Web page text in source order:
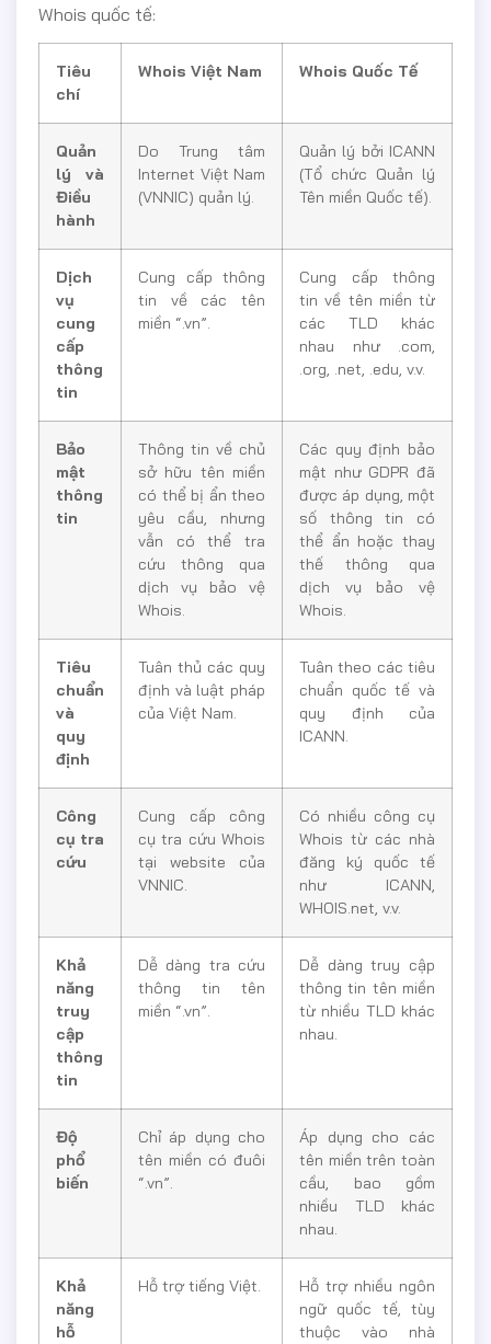
Whois quốc tế:
Tiêu
chí
Whois Việt Nam Whois Quốc Tế
Quản
lý và
Điều
hành
Do Trung tâm
Internet Việt Nam
(VNNIC) quản lý.
Quản lý bởi ICANN
(Tổ chức Quản lý
Tên miền Quốc tế).
Dịch
vụ
cung
cấp
thông
tin
Cung cấp thông
tin về các tên
miền “.vn”.
Cung cấp thông
tin về tên miền từ
các TLD khác
nhau như .com,
.org, .net, .edu, v.v.
Bảo
mật
thông
tin
Thông tin về chủ
sở hữu tên miền
có thể bị ẩn theo
yêu cầu, nhưng
vẫn có thể tra
cứu thông qua
dịch vụ bảo vệ
Whois.
Các quy định bảo
mật như GDPR đã
được áp dụng, một
số thông tin có
thể ẩn hoặc thay
thế thông qua
dịch vụ bảo vệ
Whois.
Tiêu
chuẩn
và
quy
định
Tuân thủ các quy
định và luật pháp
của Việt Nam.
Tuân theo các tiêu
chuẩn quốc tế và
quy định của
ICANN.
Công
cụ tra
cứu
Cung cấp công
cụ tra cứu Whois
tại website của
VNNIC.
Có nhiều công cụ
Whois từ các nhà
đăng ký quốc tế
như ICANN,
WHOIS.net, v.v.
Khả
năng
truy
cập
thông
tin
Dễ dàng tra cứu
thông tin tên
miền “.vn”.
Dễ dàng truy cập
thông tin tên miền
từ nhiều TLD khác
nhau.
Độ
phổ
biến
Chỉ áp dụng cho
tên miền có đuôi
“.vn”.
Áp dụng cho các
tên miền trên toàn
cầu, bao gồm
nhiều TLD khác
nhau.
Khả
năng
hỗ
Hỗ trợ tiếng Việt.
Hỗ trợ nhiều ngôn
ngữ quốc tế, tùy
thuộc vào nhà